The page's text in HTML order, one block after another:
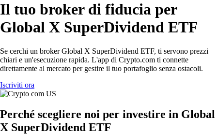
Il tuo broker di fiducia per
Global X SuperDividend ETF
Se cerchi un broker Global X SuperDividend ETF, ti servono prezzi
chiari e un'esecuzione rapida. L'app di Crypto.com ti connette
direttamente al mercato per gestire il tuo portafoglio senza ostacoli.
Iscriviti ora
Perché scegliere noi per investire in Global
X SuperDividend ETF